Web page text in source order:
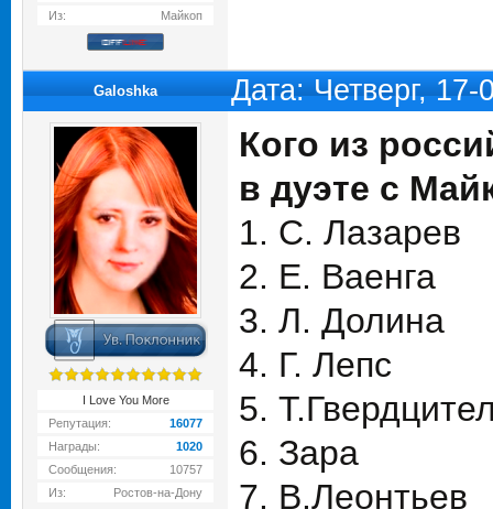
Из:
Майкоп
Galoshka Дата: Четверг,
I Love You More
Репутация:
16077
Награды:
1020
Сообщения:
10757
Из:
Ростов-на-Дону
Кого из
в дуэте с
1. С. Лазарев
2. Е. Ваенга
3. Л. Долина
4. Г. Лепс
5.
6. Зара
7. В.Леонтьев